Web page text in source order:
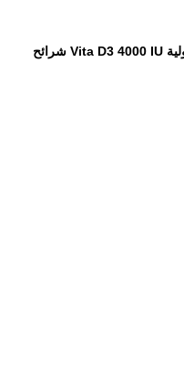
فيتا د3 4000 وحدة دولية Vita D3 4000 IU شرائح